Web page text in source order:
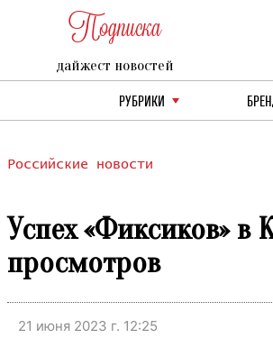
Подписка
дайжест новостей
РУБРИКИ
Российские новости
Успех «Фиксиков» в
просмотров
21 июня 2023 г. 12:25